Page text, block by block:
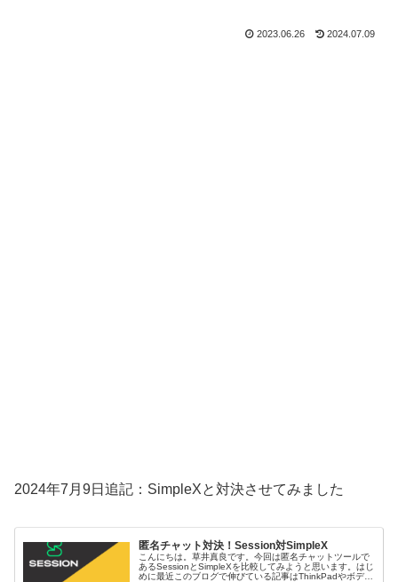
2023.06.26 2024.07.09
2024年7月9日追記：SimpleXと対決させてみました
匿名チャット対決！Session対SimpleX
こんにちは。草井真良です。今回は匿名チャットツールで
あるSessionとSimpleXを比較してみようと思います。はじ
めに最近このブログで伸びている記事はThinkPadやボディ